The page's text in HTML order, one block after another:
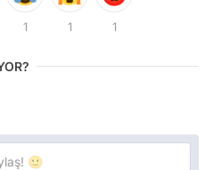
1 1 1